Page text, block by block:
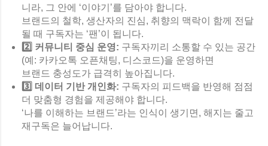
니라, 그 안에 ‘이야기’를 담아야 합니다.
브랜드의 철학, 생산자의 진심, 취향의 맥락이 함께 전달
될 때 구독자는 ‘팬’이 됩니다.
2️⃣ 커뮤니티 중심 운영: 구독자끼리 소통할 수 있는 공간
(예: 카카오톡 오픈채팅, 디스코드)을 운영하면
브랜드 충성도가 급격히 높아집니다.
3️⃣ 데이터 기반 개인화: 구독자의 피드백을 반영해 점점
더 맞춤형 경험을 제공해야 합니다.
‘나를 이해하는 브랜드’라는 인식이 생기면, 해지는 줄고
재구독은 늘어납니다.